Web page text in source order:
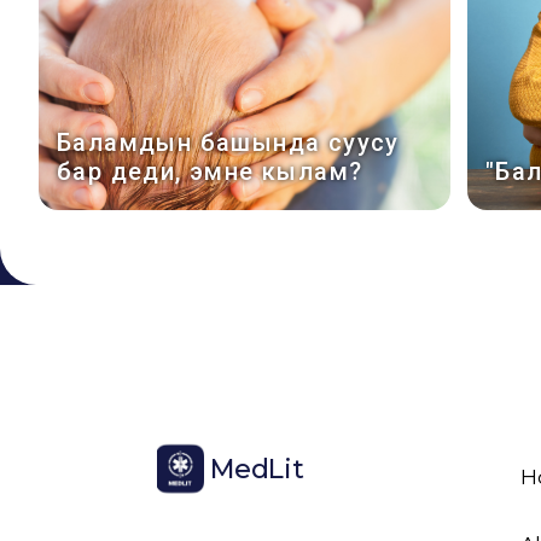
Баламдын башында суусу
бар деди, эмне кылам?
MedLit